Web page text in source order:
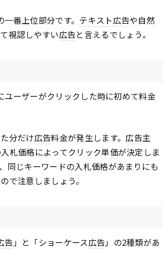
一番上位部分です。 テキスト広告や自然
視認しやすい広告と言えるでしょう。
ユーザーがクリックした時に初めて料金
分だけ広告料金が発生します。広告主
札価格によってクリック単価が決定しま
同じキーワードの入札価格があまりにも
で注意しましょう。
告」と「ショーケース広告」の2種類があ